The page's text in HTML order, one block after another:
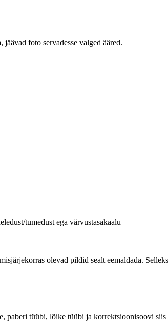
foto servadesse valged ääred.
tumedust ega värvustasakaalu
olevad pildid sealt eemaldada.
tüübi, lõike tüübi ja korrektsioonisoovi siis